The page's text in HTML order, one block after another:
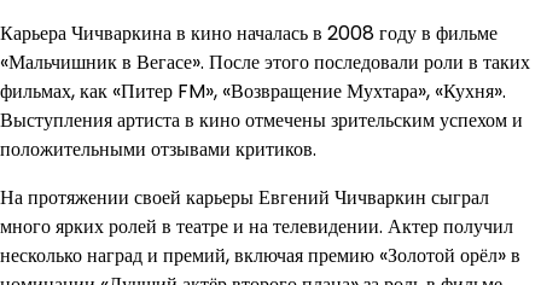
Карьера Чичваркина в кино началась в 2008 году в фильме
«Мальчишник в Вегасе». После этого последовали роли в таких
фильмах, как «Питер FM», «Возвращение Мухтара», «Кухня».
Выступления артиста в кино отмечены зрительским успехом и
положительными отзывами критиков.
На протяжении своей карьеры Евгений Чичваркин сыграл
много ярких ролей в театре и на телевидении. Актер получил
несколько наград и премий, включая премию «Золотой орёл» в